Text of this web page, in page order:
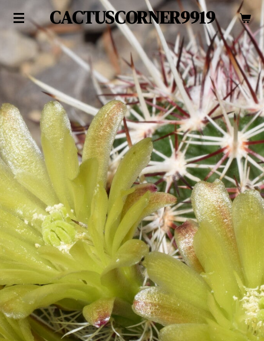
Zum
Hauptinhalt
springen
CACTUSCORNER9919